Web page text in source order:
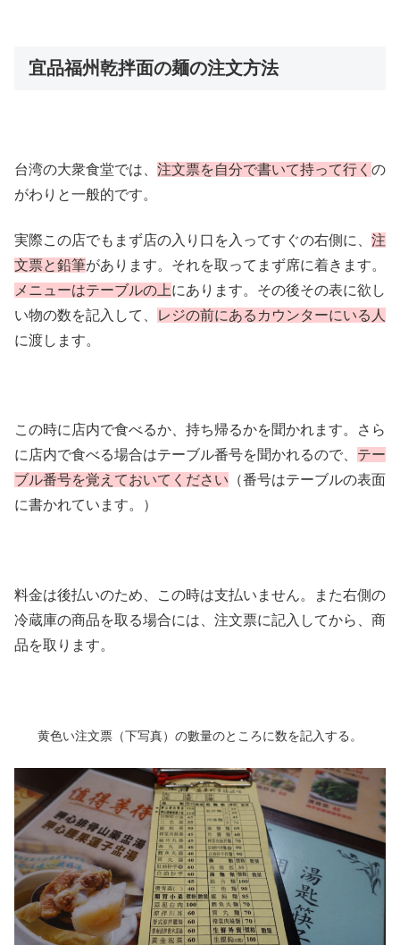
宜品福州乾拌面の麺の注文方法
台湾の大衆食堂では、 注文票を自分で書いて持って行く の
がわりと一般的です。
実際この店でもまず店の入り口を入ってすぐの右側に、 注
文票と鉛筆があります。それを取ってまず席に着きます。
メニューはテーブルの上にあります。その後その表に欲し
い物の数を記入して、
レジの前にあるカウンターにいる人
に渡します。
この時に店内で食べるか、持ち帰るかを聞かれます。さら
に店内で食べる場合はテーブル番号を聞かれるので、 テー
ブル番号を覚えておいてください （番号はテーブルの表面
に書かれています。）
料金は後払いのため、この時は支払いません。また右側の
冷蔵庫の商品を取る場合には、注文票に記入してから、商
品を取ります。
黄色い注文票（下写真）の數量のところに数を記入する。